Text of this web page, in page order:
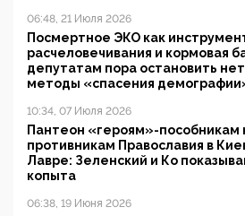
06:48, 21 Июля 2026
Посмертное ЭКО как
расчеловечивания и кормовая
депутатам пора остановить
методы «спасения
10:34, 07 Июля 2026
Пантеон «героям»-пособникам
противникам Православия в
Лавре: Зеленский и Ко
копыта
06:38, 19 Июня 2026